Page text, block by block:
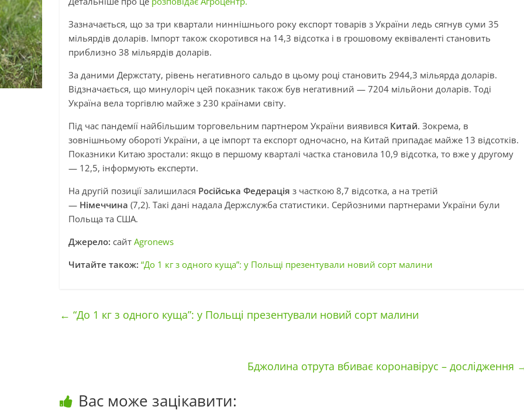
Зазначається, що за три квартали ниннішнього року експорт товарів з України ледь сягнув суми 35
мільярдів доларів. Імпорт також скоротився на 14,3 відсотка і в грошовому еквіваленті становить
приблизно 38 мільярдів доларів.
За даними Держстату, рівень негативного сальдо в цьому році становить 2944,3 мільярда доларів.
Відзначається, що минулоріч цей показник також був негативний — 7204 мільйони доларів. Тоді
Україна вела торгівлю майже з 230 країнами світу.
Під час пандемії найбільшим торговельним партнером України виявився Китай. Зокрема, в
зовнішньому обороті України, а це імпорт та експорт одночасно, на Китай припадає майже 13 відсотків.
Показники Китаю зростали: якщо в першому кварталі частка становила 10,9 відсотка, то вже у другому
— 12,5, інформують експерти.
На другій позиції залишилася Російська Федерація з часткою 8,7 відсотка, а на третій
— Німеччина (7,2). Такі дані надала Держслужба статистики. Серйозними партнерами України були
Польща та США.
Джерело: сайт Agronews
Читайте також: “До 1 кг з одного куща”: у Польщі презентували новий сорт малини
← “До 1 кг з одного куща”: у Польщі презентували новий сорт малини
Бджолина отрута вбиває коронавірус – дослідження
Вас може зацікавити: